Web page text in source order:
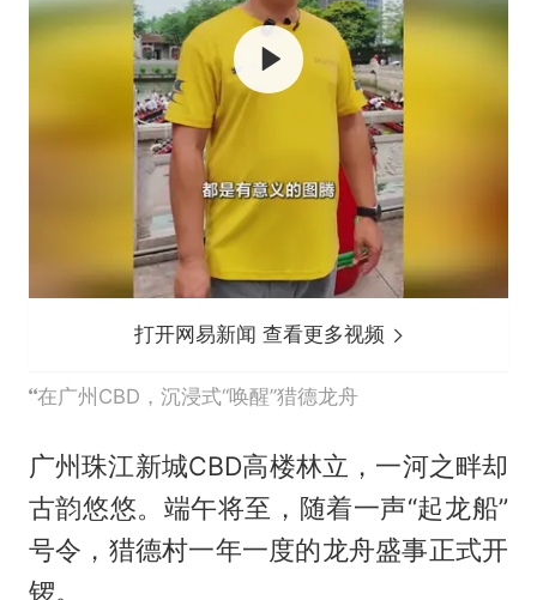
打开网易新闻 查看更多视频
在广州CBD，沉浸式“唤醒”猎德龙舟
广州珠江新城CBD高楼林立，一河之畔却
古韵悠悠。端午将至，随着一声“起龙船”
号令，猎德村一年一度的龙舟盛事正式开
锣。